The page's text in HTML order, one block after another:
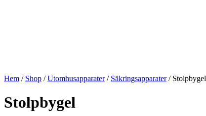
Hem / Shop /Utomhusapparater/ Säkringsapparater/ Stolpbygel
Stolpbygel